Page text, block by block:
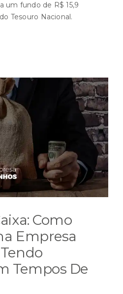
um fundo de R$ 15,9
Tesouro Nacional.
Como
Empresa
Tempos De